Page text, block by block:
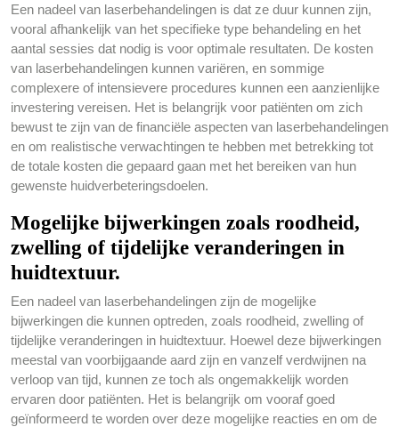
Een nadeel van laserbehandelingen is dat ze duur kunnen zijn,
vooral afhankelijk van het specifieke type behandeling en het
aantal sessies dat nodig is voor optimale resultaten. De kosten
van laserbehandelingen kunnen variëren, en sommige
complexere of intensievere procedures kunnen een aanzienlijke
investering vereisen. Het is belangrijk voor patiënten om zich
bewust te zijn van de financiële aspecten van laserbehandelingen
en om realistische verwachtingen te hebben met betrekking tot
de totale kosten die gepaard gaan met het bereiken van hun
gewenste huidverbeteringsdoelen.
Mogelijke bijwerkingen zoals roodheid,
zwelling of tijdelijke veranderingen in
huidtextuur.
Een nadeel van laserbehandelingen zijn de mogelijke
bijwerkingen die kunnen optreden, zoals roodheid, zwelling of
tijdelijke veranderingen in huidtextuur. Hoewel deze bijwerkingen
meestal van voorbijgaande aard zijn en vanzelf verdwijnen na
verloop van tijd, kunnen ze toch als ongemakkelijk worden
ervaren door patiënten. Het is belangrijk om vooraf goed
geïnformeerd te worden over deze mogelijke reacties en om de